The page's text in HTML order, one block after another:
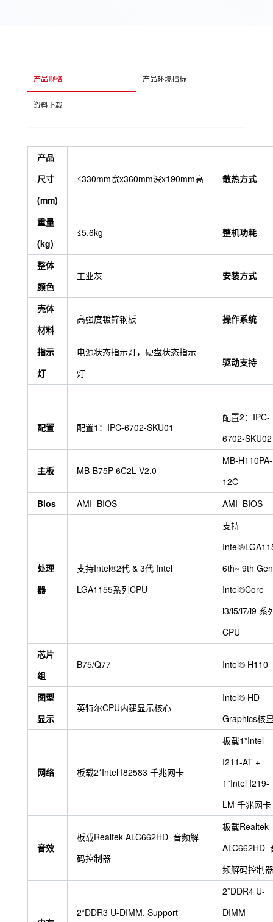
产品规格 产品环境指标
资料下载
产品
尺寸
(mm)
≤330mm宽x360mm深x190mm高 散热方式
重量
(kg)
≤5.6kg 整机功耗
整体
颜色
工业灰 安装方式
壳体
材料
高强度镀锌钢板 操作系统
指示
灯
电源状态指示灯，硬盘状态指示
灯
驱动支持
配置 配置1：IPC-6702-SKU01
配置2：IPC-
6702-SKU02
主板 MB-B75P-6C2L V2.0
MB-H110PA-
12C
Bios
AMI BIOS AMI BIOS
处理
器
支持Intel®2代 & 3代 Intel
LGA1155系列CPU
支持
6th~ 9th Gen
Intel®Core
i3/i5/i7/i9 系
CPU
芯片
组
B75/Q77 Intel® H110
图型
显示
英特尔CPU内建显示核心
Intel® HD
Graphics核
网络 板载2*Intel I82583 千兆网卡
板载1*Intel
I211-AT +
1*Intel I219-
LM 千兆网卡
音效
板载Realtek ALC662HD 音频解
码控制器
板载Realtek
ALC662HD
频解码控制器
2*DDR3 U-DIMM, Support
2*DDR4 U-
DIMM